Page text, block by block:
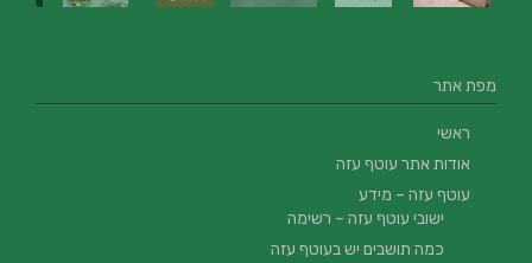
מפת אתר
ראשי
אודות אתר עוטף עזה
עוטף עזה – מידע
ישובי עוטף עזה – רשימה
כמה תושבים יש בעוטף עזה